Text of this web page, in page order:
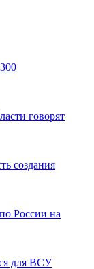
говорят
создания
России на
для ВСУ